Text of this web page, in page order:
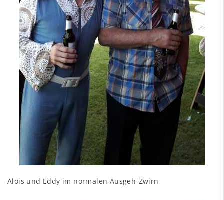
Alois und Eddy im normalen Ausgeh-Zwirn